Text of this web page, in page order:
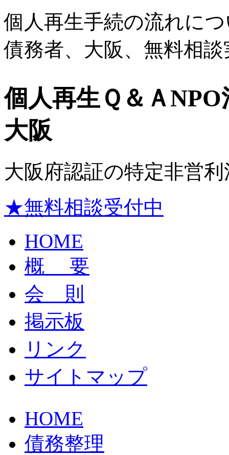
個人再生手続の流れに
債務者、大阪、無料相
個人再生Ｑ＆ＡNPO
大阪
大阪府認証の特定非営
★無料相談受付中
HOME
概 要
会 則
掲示板
リンク
サイトマップ
HOME
債務整理